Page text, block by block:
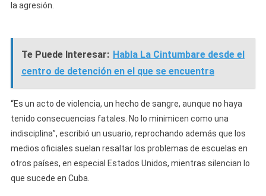
la agresión.
Te Puede Interesar: Habla La Cintumbare desde el
centro de detención en el que se encuentra
“Es un acto de violencia, un hecho de sangre, aunque no haya
tenido consecuencias fatales. No lo minimicen como una
indisciplina”, escribió un usuario, reprochando además que los
medios oficiales suelan resaltar los problemas de escuelas en
otros países, en especial Estados Unidos, mientras silencian lo
que sucede en Cuba.